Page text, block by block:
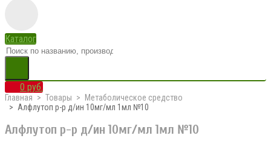
Каталог
0 руб.
Главная Товары
Метаболическое средство
Алфлутоп р-р д/ин 10мг/мл 1мл №10
Алфлутоп р-р д/ин 10мг/мл 1мл №10